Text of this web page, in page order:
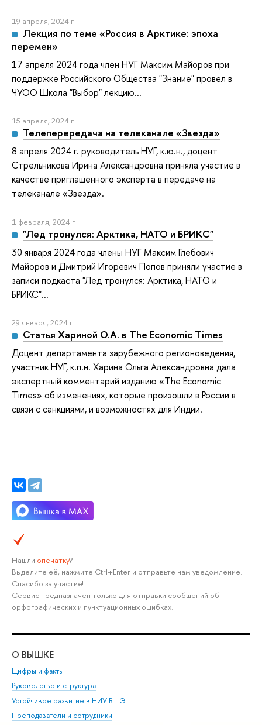
19 апреля, 2024 г.
Лекция по теме «Россия в Арктике: эпоха
перемен»
17 апреля 2024 года член НУГ Максим Майоров при
поддержке Российского Общества "Знание" провел в
ЧУОО Школа "Выбор" лекцию...
15 апреля, 2024 г.
Телеперередача на телеканале «Звезда»
8 апреля 2024 г. руководитель НУГ, к.ю.н., доцент
Стрельникова Ирина Александровна приняла участие в
качестве приглашенного эксперта в передаче на
телеканале «Звезда».
1 февраля, 2024 г.
"Лед тронулся: Арктика, НАТО и БРИКС"
30 января 2024 года члены НУГ Максим Глебович
Майоров и Дмитрий Игоревич Попов приняли участие в
записи подкаста "Лед тронулся: Арктика, НАТО и
БРИКС"...
29 января, 2024 г.
Статья Хариной О.А. в The Economic Times
Доцент департамента зарубежного регионоведения,
участник НУГ, к.п.н. Харина Ольга Александровна дала
экспертный комментарий изданию «The Economic
Times» об изменениях, которые произошли в России в
связи с санкциями, и возможностях для Индии.
Нашли опечатку?
Выделите её, нажмите Ctrl+Enter и отправьте нам уведомление.
Спасибо за участие!
Сервис предназначен только для отправки сообщений об
орфографических и пунктуационных ошибках.
О ВЫШКЕ
Цифры и факты
Руководство и структура
Устойчивое развитие в НИУ ВШЭ
Преподаватели и сотрудники